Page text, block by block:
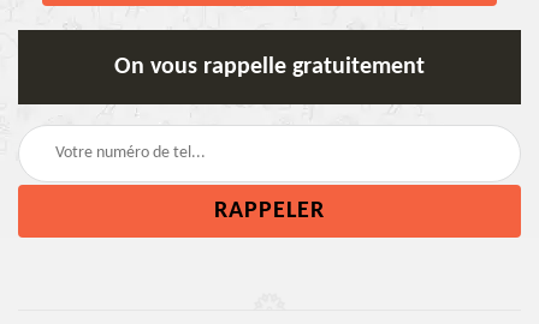
On vous rappelle gratuitement